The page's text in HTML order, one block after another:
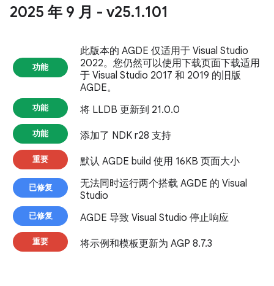
2025 年 9 月 - v25.1.101
功能
此版本的 AGDE 仅适用于 Visual Studio
2022。您仍然可以使用下载页面下载适用
于 Visual Studio 2017 和 2019 的旧版
AGDE。
功能 将 LLDB 更新到 21.0.0
功能 添加了 NDK r28 支持
重要 默认 AGDE build 使用 16KB 页面大小
已修复
无法同时运行两个搭载 AGDE 的 Visual
Studio
已修复 AGDE 导致 Visual Studio 停止响应
重要 将示例和模板更新为 AGP 8.7.3